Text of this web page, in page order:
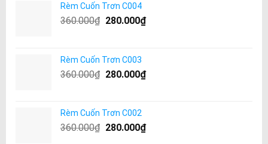
Rèm Cuốn Trơn C004
360.000₫ 280.000₫
Rèm Cuốn Trơn C003
360.000₫ 280.000₫
Rèm Cuốn Trơn C002
360.000₫ 280.000₫